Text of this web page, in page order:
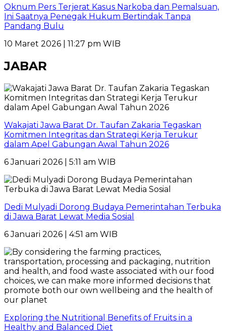
Oknum Pers Terjerat Kasus Narkoba dan Pemalsuan,
Ini Saatnya Penegak Hukum Bertindak Tanpa
Pandang Bulu
10 Maret 2026 | 11:27 pm WIB
JABAR
Wakajati Jawa Barat Dr. Taufan Zakaria Tegaskan
Komitmen Integritas dan Strategi Kerja Terukur
dalam Apel Gabungan Awal Tahun 2026
6 Januari 2026 | 5:11 am WIB
Dedi Mulyadi Dorong Budaya Pemerintahan Terbuka
di Jawa Barat Lewat Media Sosial
6 Januari 2026 | 4:51 am WIB
Exploring the Nutritional Benefits of Fruits in a
Healthy and Balanced Diet